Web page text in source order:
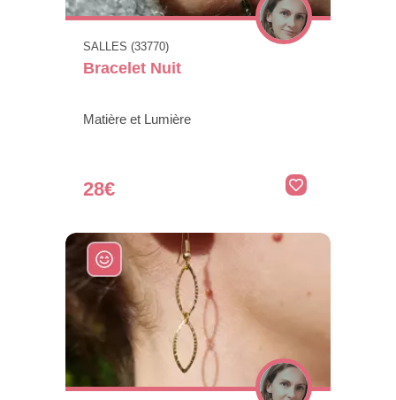
SALLES (33770)
Bracelet Nuit
Matière et Lumière
28€